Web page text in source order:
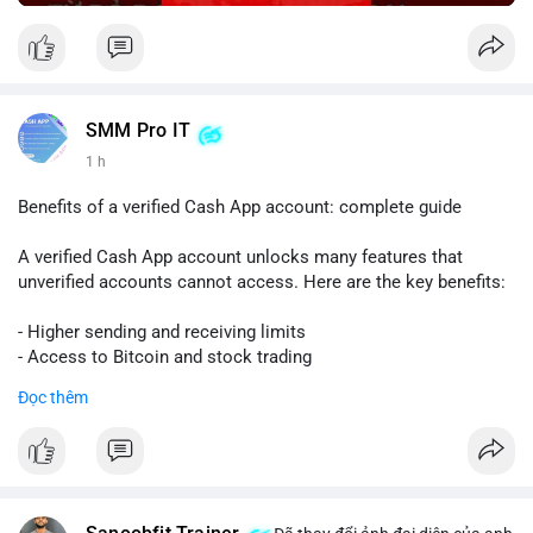
SMM Pro IT
1 h
Benefits of a verified Cash App account: complete guide
A verified Cash App account unlocks many features that
unverified accounts cannot access. Here are the key benefits:
- Higher sending and receiving limits
- Access to Bitcoin and stock trading
- Ability to link a bank account or card
To get verified, you need to provide your full name, date of
Đọc thêm